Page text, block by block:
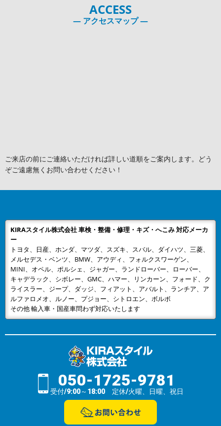
ACCESS
― アクセスマップ ―
ご来店の前にご連絡いただければ詳しい道順をご案内します。どう
ぞご遠慮無くお問い合わせください！
KIRAスタイル株式会社 車検・整備・修理・キズ・へこみ 対応メーカ
ー
トヨタ、日産、ホンダ、マツダ、スズキ、スバル、ダイハツ、三菱、
メルセデス・ベンツ、BMW、アウディ、フォルクスワーゲン、
MINI、オペル、ポルシェ、ジャガー、ランドローバー、ローバー、
キャデラック、シボレー、GMC、ハマー、リンカーン、フォード、ク
ライスラー、ジープ、ダッジ、フィアット、アバルト、ランチア、ア
ルファロメオ、ルノー、プジョー、シトロエン、ボルボ
その他 輸入車・国産車問わず対応いたします
050-1725-9781
受付/9:00～18:00 定休/火曜、日曜、祝日